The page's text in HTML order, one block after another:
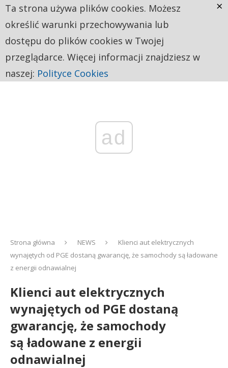
ad
Strona główna NEWS
Klienci aut elektrycznych
wynajętych od PGE dostaną gwarancję, że samochody są ładowane
z energii odnawialnej
Klienci aut elektrycznych
wynajętych od PGE dostaną
gwarancję, że samochody
są ładowane z energii
odnawialnej
Ta strona używa plików cookies. Możesz
określić warunki przechowywania lub
dostępu do plików cookies w Twojej
przeglądarce. Więcej informacji znajdziesz w
naszej: Polityce Cookies
×